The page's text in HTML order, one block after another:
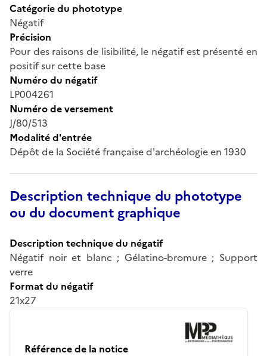
Catégorie du phototype
Négatif
Précision
Pour des raisons de lisibilité, le négatif est présenté en
positif sur cette base
Numéro du négatif
LP004261
Numéro de versement
J/80/513
Modalité d'entrée
Dépôt de la Société française d'archéologie en 1930
Description technique du phototype
ou du document graphique
Description technique du négatif
Négatif noir et blanc ; Gélatino-bromure ; Support
verre
Format du négatif
21x27
Référence de la notice